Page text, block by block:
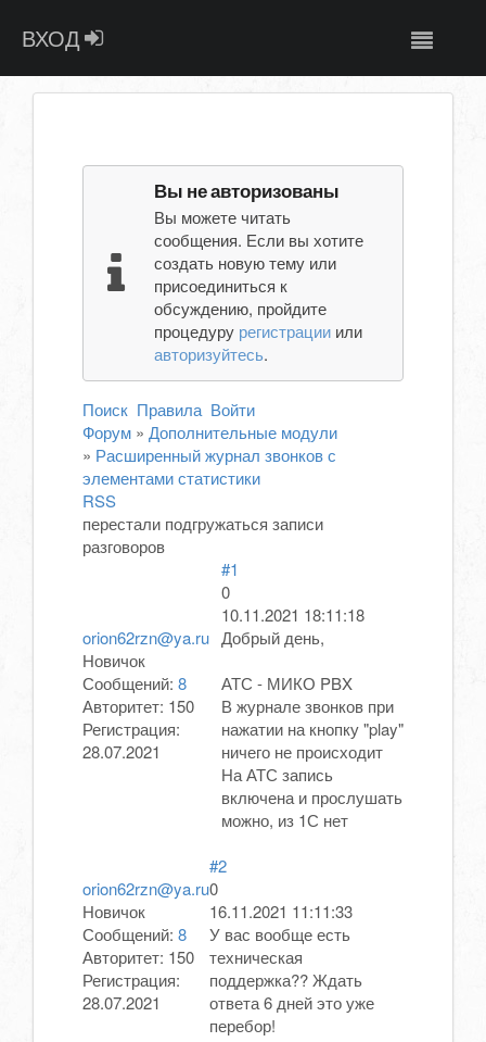
ВХОД
Вы не авторизованы
Вы можете читать
сообщения. Если вы хотите
создать новую тему или
присоединиться к
обсуждению, пройдите
процедуру регистрацииили
авторизуйтесь.
Поиск Правила Войти
Форум » Дополнительные модули
» Расширенный журнал звонков с
элементами статистики
RSS
перестали подгружаться записи
разговоров
orion62rzn@ya.ru
Новичок
Сообщений: 8
Авторитет: 150
Регистрация:
28.07.2021
#1
0
10.11.2021 18:11:18
Добрый день,
АТС - МИКО PBX
В журнале звонков при
нажатии на кнопку "play"
ничего не происходит
На АТС запись
включена и прослушать
можно, из 1С нет
orion62rzn@ya.ru
Новичок
Сообщений: 8
Авторитет: 150
Регистрация:
28.07.2021
#2
0
16.11.2021 11:11:33
У вас вообще есть
техническая
поддержка?? Ждать
ответа 6 дней это уже
перебор!